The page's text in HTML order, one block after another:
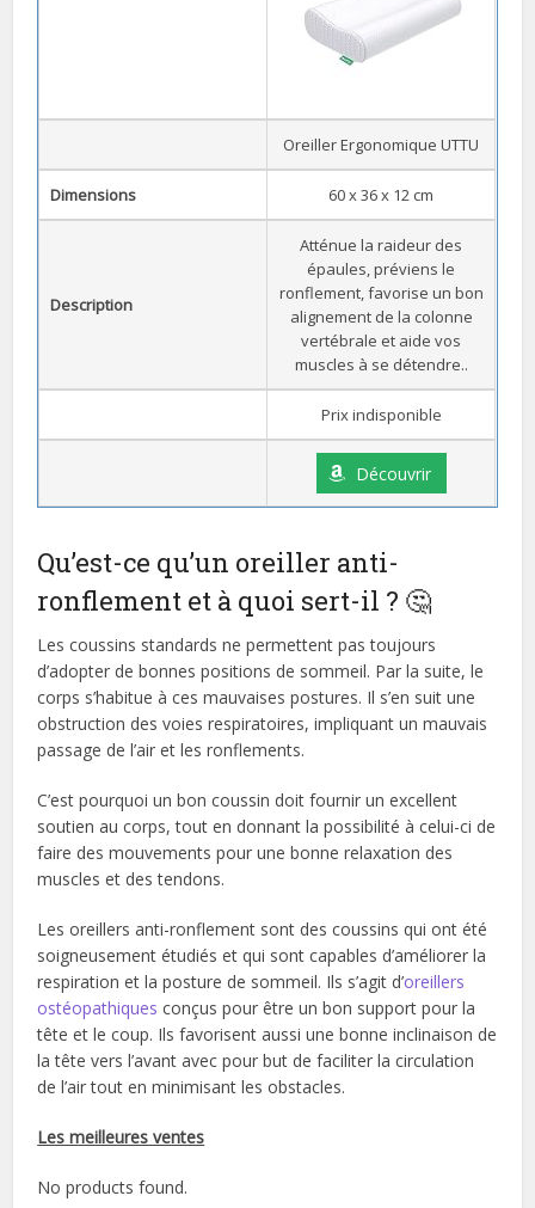
Oreiller Ergonomique UTTU
Dimensions 60 x 36 x 12 cm
Description
Atténue la raideur des
épaules, préviens le
ronflement, favorise un bon
alignement de la colonne
vertébrale et aide vos
muscles à se détendre..
Prix indisponible
Découvrir
Qu’est-ce qu’un oreiller anti-
ronflement et à quoi sert-il ? 🤔
Les coussins standards ne permettent pas toujours
d’adopter de bonnes positions de sommeil. Par la suite, le
corps s’habitue à ces mauvaises postures. Il s’en suit une
obstruction des voies respiratoires, impliquant un mauvais
passage de l’air et les ronflements.
C’est pourquoi un bon coussin doit fournir un excellent
soutien au corps, tout en donnant la possibilité à celui-ci de
faire des mouvements pour une bonne relaxation des
muscles et des tendons.
Les oreillers anti-ronflement sont des coussins qui ont été
soigneusement étudiés et qui sont capables d’améliorer la
respiration et la posture de sommeil. Ils s’agit d’oreillers
ostéopathiques conçus pour être un bon support pour la
tête et le coup. Ils favorisent aussi une bonne inclinaison de
la tête vers l’avant avec pour but de faciliter la circulation
de l’air tout en minimisant les obstacles.
Les meilleures ventes
No products found.